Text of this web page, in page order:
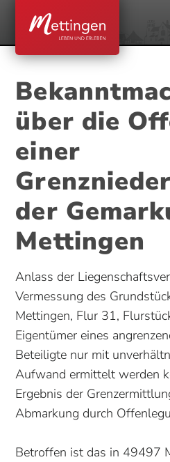
über die
einer
der
Mettingen
Anlass der
Vermessung des
Mettingen, Flur 31,
Eigentümer eines
Beteiligte nur mit
Aufwand ermittelt werden
Ergebnis der
Abmarkung durch
Betroffen ist das in 49497